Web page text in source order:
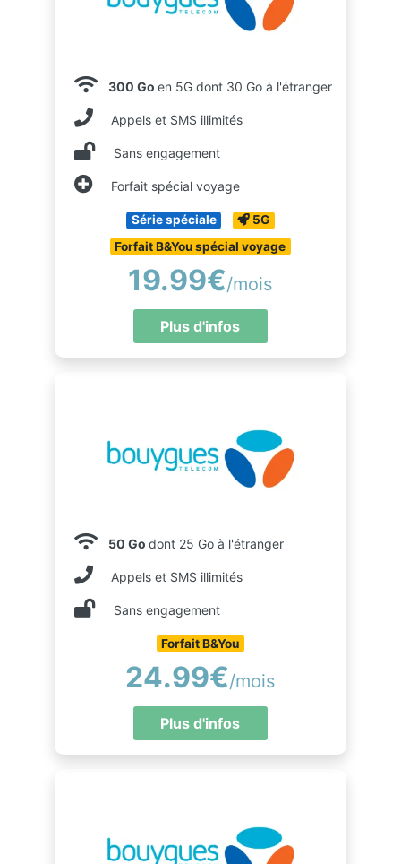
300 Go en 5G dont 30 Go à l'étranger
Appels et SMS illimités
Sans engagement
Forfait spécial voyage
Série spéciale
5G
Forfait B&You spécial voyage
19.99€/mois
Plus d'infos
50 Go dont 25 Go à l'étranger
Appels et SMS illimités
Sans engagement
Forfait B&You
24.99€/mois
Plus d'infos